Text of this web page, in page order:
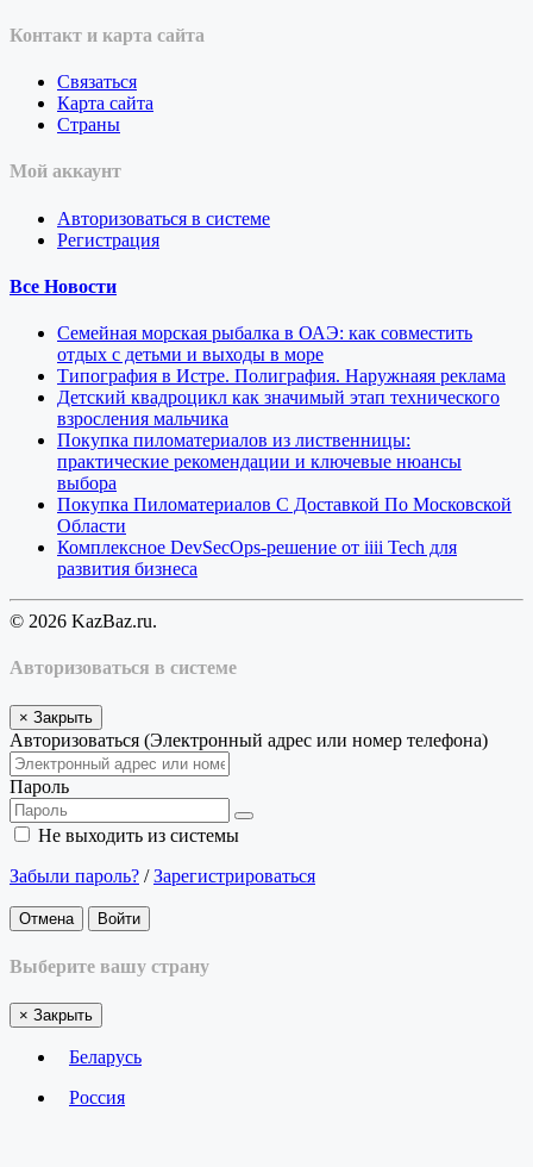
Контакт и карта сайта
Связаться
Карта сайта
Страны
Мой аккаунт
Авторизоваться в системе
Регистрация
Все Новости
Семейная морская рыбалка в ОАЭ: как совместить
отдых с детьми и выходы в море
Типография в Истре. Полиграфия. Наружнаяя реклама
Детский квадроцикл как значимый этап технического
взросления мальчика
Покупка пиломатериалов из лиственницы:
практические рекомендации и ключевые нюансы
выбора
Покупка Пиломатериалов С Доставкой По Московской
Области
Комплексное DevSecOps-решение от iiii Tech для
развития бизнеса
© 2026 KazBaz.ru.
Авторизоваться в системе
× Закрыть
Авторизоваться (Электронный адрес или номер телефона)
Пароль
Не выходить из системы
Забыли пароль? /Зарегистрироваться
Отмена Войти
Выберите вашу страну
× Закрыть
Беларусь
Россия